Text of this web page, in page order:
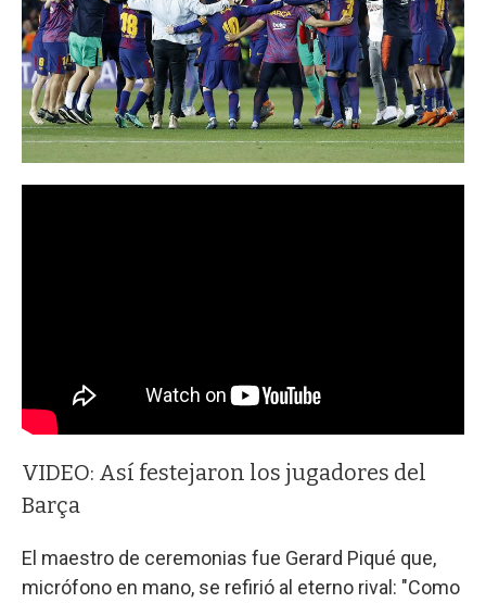
VIDEO: Así festejaron los jugadores del
Barça
El maestro de ceremonias fue Gerard Piqué que,
micrófono en mano, se refirió al eterno rival: "Como